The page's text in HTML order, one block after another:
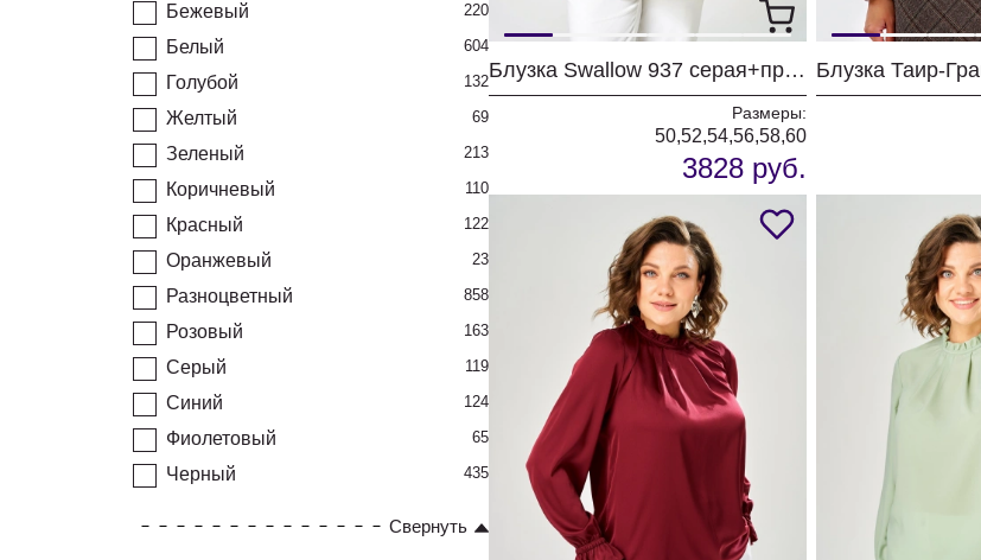
Бежевый 220
Белый 604
Голубой 132
Желтый 69
Зеленый 213
Коричневый 110
Красный 122
Оранжевый 23
Разноцветный 858
Розовый 163
Серый 119
Синий 124
Фиолетовый 65
Черный 435
Свернуть
Блузка Swallow 937 серая+принт квадраты
Размеры:
50,52,54,56,58,60
3828 руб.